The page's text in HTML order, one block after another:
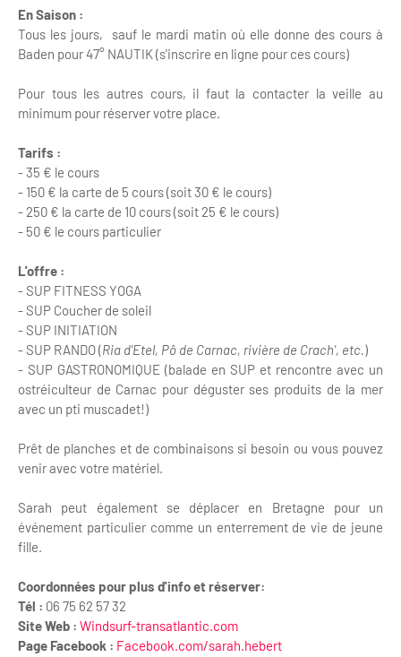
En Saison :
Tous les jours, sauf le mardi matin où elle donne des cours à
Baden pour 47° NAUTIK (s'inscrire en ligne pour ces cours)
Pour tous les autres cours, il faut la contacter la veille au
minimum pour réserver votre place.
Tarifs :
- 35 € le cours
- 150 € la carte de 5 cours (soit 30 € le cours)
- 250 € la carte de 10 cours (soit 25 € le cours)
- 50 € le cours particulier
L'offre :
- SUP FITNESS YOGA
- SUP Coucher de soleil
- SUP INITIATION
- SUP RANDO (Ria d'Etel, Pô de Carnac, rivière de Crach', etc.)
- SUP GASTRONOMIQUE (balade en SUP et rencontre avec un
ostréiculteur de Carnac pour déguster ses produits de la mer
avec un pti muscadet!)
Prêt de planches et de combinaisons si besoin ou vous pouvez
venir avec votre matériel.
Sarah peut également se déplacer en Bretagne pour un
événement particulier comme un enterrement de vie de jeune
fille.
Coordonnées pour plus d'info et réserver:
Tél : 06 75 62 57 32
Site Web : Windsurf-transatlantic.com
Page Facebook : Facebook.com/sarah.hebert